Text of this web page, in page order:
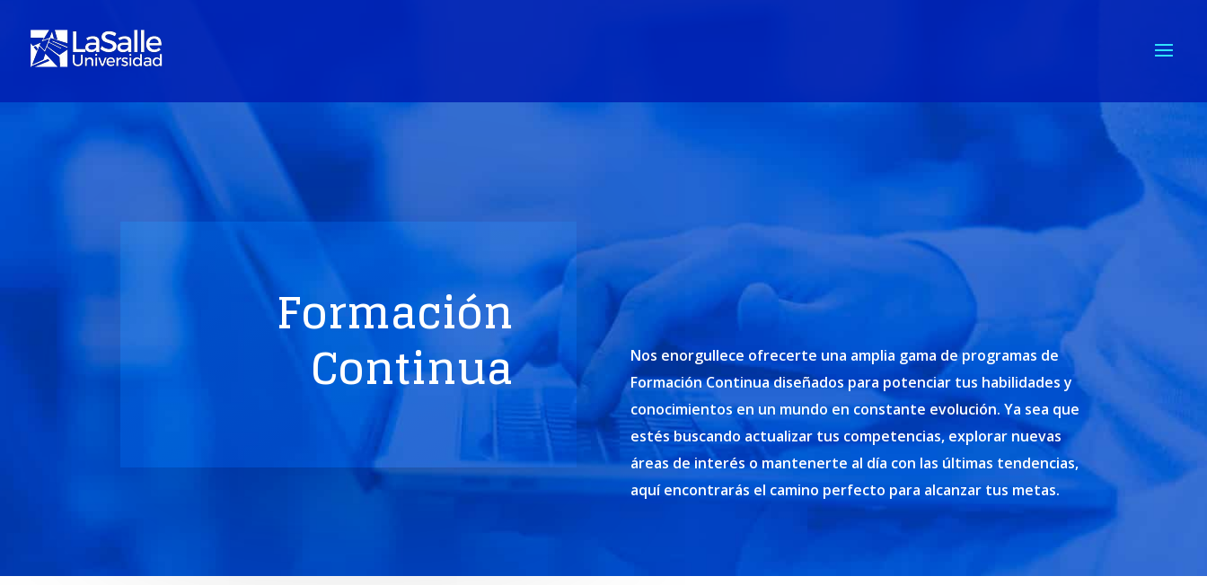
Formación
Continua
Nos enorgullece ofrecerte una amplia gama de programas de
Formación Continua diseñados para potenciar tus habilidades y
conocimientos en un mundo en constante evolución. Ya sea que
estés buscando actualizar tus competencias, explorar nuevas
áreas de interés o mantenerte al día con las últimas tendencias,
aquí encontrarás el camino perfecto para alcanzar tus metas.